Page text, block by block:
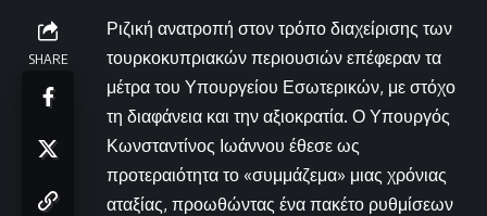
SHARE
Ριζική ανατροπή στον τρόπο διαχείρισης των
τουρκοκυπριακών περιουσιών επέφεραν τα
μέτρα του Υπουργείου Εσωτερικών, με στόχο
τη διαφάνεια και την αξιοκρατία. Ο Υπουργός
Κωνσταντίνος Ιωάννου έθεσε ως
προτεραιότητα το «συμμάζεμα» μιας χρόνιας
αταξίας, προωθώντας ένα πακέτο ρυθμίσεων